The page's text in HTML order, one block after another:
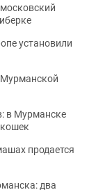
установили
в Мурманске
продается
два